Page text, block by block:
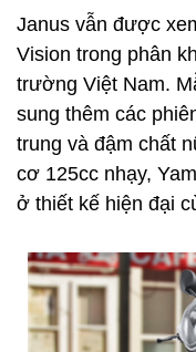
Janus vẫn được
Vision trong phân
trường Việt Nam.
sung thêm các
trung và đậm chất
cơ 125cc nhạy,
ở thiết kế hiện đại